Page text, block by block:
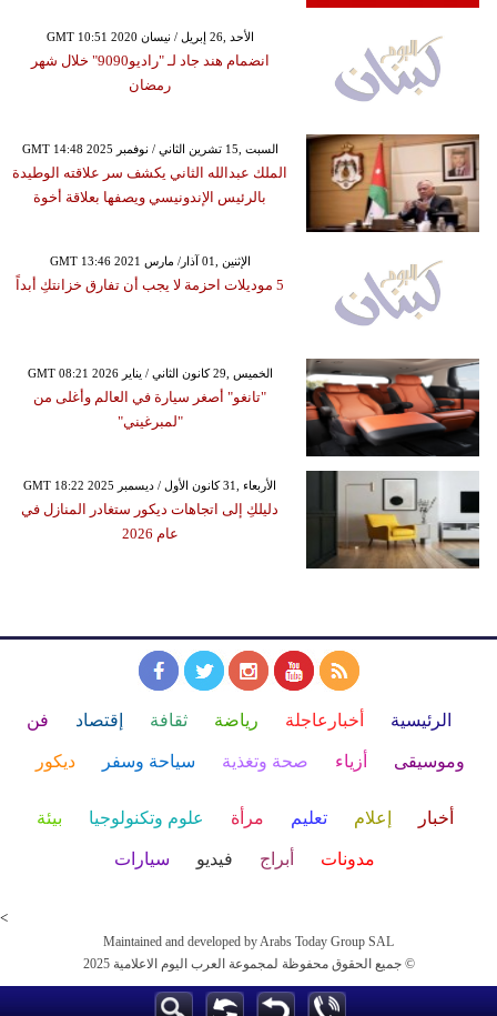
GMT 10:51 2020 الأحد ,26 إبريل / نيسان
انضمام هند جاد لـ "راديو9090" خلال شهر
رمضان
GMT 14:48 2025 السبت ,15 تشرين الثاني / نوفمبر
الملك عبدالله الثاني يكشف سر علاقته الوطيدة
بالرئيس الإندونيسي ويصفها بعلاقة أخوة
GMT 13:46 2021 الإثنين ,01 آذار/ مارس
5 موديلات احزمة لا يجب أن تفارق خزانتكِ أبداً
GMT 08:21 2026 الخميس ,29 كانون الثاني / يناير
"تانغو" أصغر سيارة في العالم وأغلى من
"لمبرغيني"
GMT 18:22 2025 الأربعاء ,31 كانون الأول / ديسمبر
دليلكِ إلى اتجاهات ديكور ستغادر المنازل في
عام 2026
الرئيسية أخبارعاجلة رياضة ثقافة إقتصاد فن
وموسيقى أزياء صحة وتغذية سياحة وسفر ديكور
أخبار إعلام تعليم مرأة علوم وتكنولوجيا بيئة
مدونات أبراج فيديو سيارات
<
Maintained and developed by Arabs Today Group SAL
جميع الحقوق محفوظة لمجموعة العرب اليوم الاعلامية 2025 ©